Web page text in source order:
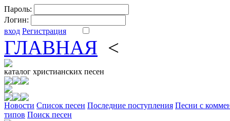
Пароль:
Логин:
вход Регистрация
ГЛАВНАЯ <
каталог христианских песен
Новости Cписок песен Последние поступления Песни с
типов Поиск песен